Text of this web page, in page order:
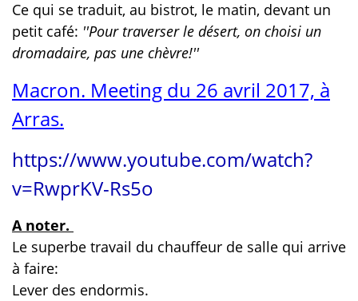
Ce qui se traduit, au bistrot, le matin, devant un
petit café: ''Pour traverser le désert, on choisi un
dromadaire, pas une chèvre!''
Macron. Meeting du 26 avril 2017, à
Arras.
https://www.youtube.com/watch?
v=RwprKV-Rs5o
A noter.
Le superbe travail du chauffeur de salle qui arrive
à faire:
Lever des endormis.